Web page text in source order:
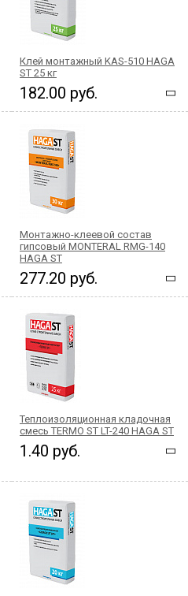
Клей монтажный KAS-510 HAGA
ST 25 кг
182.00 руб.
Монтажно-клеевой состав
гипсовый MONTERAL RMG-140
HAGA ST
277.20 руб.
Теплоизоляционная кладочная
смесь TERMO ST LT-240 HAGA ST
1.40 руб.